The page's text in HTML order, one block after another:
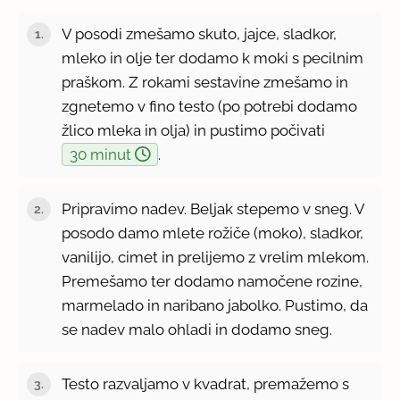
V posodi zmešamo skuto, jajce, sladkor,
mleko in olje ter dodamo k moki s pecilnim
praškom. Z rokami sestavine zmešamo in
zgnetemo v fino testo (po potrebi dodamo
žlico mleka in olja) in pustimo počivati
30 minut
.
Pripravimo nadev. Beljak stepemo v sneg. V
posodo damo mlete rožiče (moko), sladkor,
vanilijo, cimet in prelijemo z vrelim mlekom.
Premešamo ter dodamo namočene rozine,
marmelado in naribano jabolko. Pustimo, da
se nadev malo ohladi in dodamo sneg.
Testo razvaljamo v kvadrat, premažemo s